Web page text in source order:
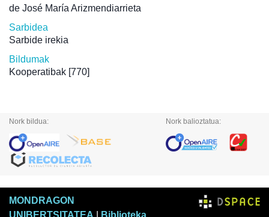
de José María Arizmendiarrieta
Sarbidea
Sarbide irekia
Bildumak
Kooperatibak [770]
Nork bildua: Nork balioztatua:
MONDRAGON